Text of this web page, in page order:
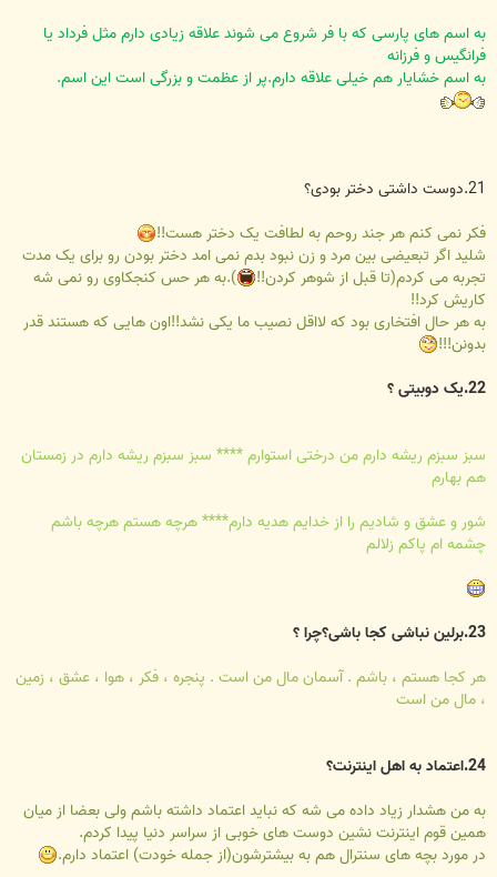
به اسم های پارسی که با فر شروع می شوند علاقه زیادی دارم مثل فرداد یا
فرانگیس و فرزانه
به اسم خشایار هم خیلی علاقه دارم.پر از عظمت و بزرگی است این اسم.
21.دوست داشتی دختر بودی؟
فکر نمی کنم هر جند روحم به لطافت یک دختر هست!!
شلید اگر تبعیضی بین مرد و زن نبود بدم نمی امد دختر بودن رو برای یک مدت
تجربه می کردم(تا قبل از شوهر کردن!!
).به هر حس کنجکاوی رو نمی شه
کاریش کرد!!
به هر حال افتخاری بود که لااقل نصیب ما یکی نشد!!اون هایی که هستند قدر
بدونن!!!
22.یک دوبیتی ؟
سبز سبزم ریشه دارم من درختی استوارم **** سبز سبزم ریشه دارم در زمستان
هم بهارم
شور و عشق و شاديم را از خدايم هديه دارم**** هرچه هستم هرچه باشم
چشمه ام پاکم زلالم
23.برلین نباشی کجا باشی؟چرا ؟
هر کجا هستم ، باشم . آسمان مال من است . پنجره ، فکر ، هوا ، عشق ، زمین
، مال من است
24.اعتماد به اهل اینترنت؟
به من هشدار زیاد داده می شه که نباید اعتماد داشته باشم ولی بعضا از میان
همین قوم اینترنت نشین دوست های خوبی از سراسر دنیا پیدا کردم.
در مورد بچه های سنترال هم به بیشترشون(از جمله خودت) اعتماد دارم.